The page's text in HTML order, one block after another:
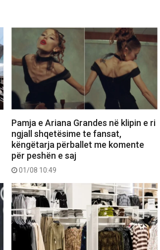
Pamja e Ariana Grandes në klipin e ri
ngjall shqetësime te fansat,
këngëtarja përballet me komente
për peshën e saj
01/08 10:49